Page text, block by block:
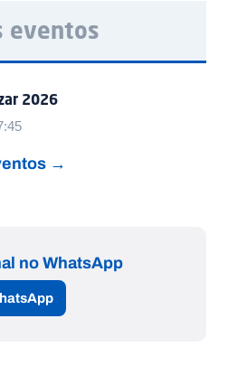
eventos
2026
→
no WhatsApp